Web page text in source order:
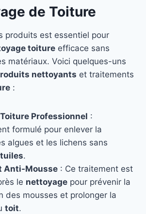
de Toiture
produits est essentiel pour
toiture efficace sans
matériaux. Voici quelques-uns
nettoyants et traitements
:
Professionnel :
formulé pour enlever la
algues et les lichens sans
tuiles.
Anti-Mousse : Ce traitement est
le nettoyage pour prévenir la
des mousses et prolonger la
toit.